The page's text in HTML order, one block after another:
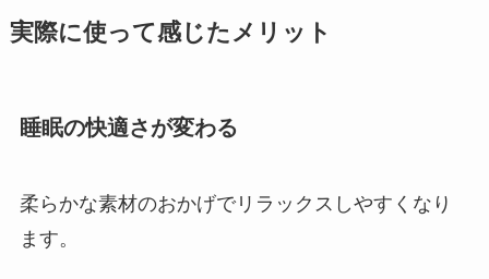
実際に使って感じたメリット
睡眠の快適さが変わる
柔らかな素材のおかげでリラックスしやすくなり
ます。